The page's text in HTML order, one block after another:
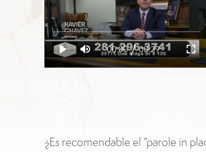
00:00 / 00:29
¿Es recomendable el ”parole in